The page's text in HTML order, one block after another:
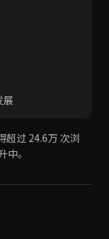
展
超过 24.6万 次浏
。